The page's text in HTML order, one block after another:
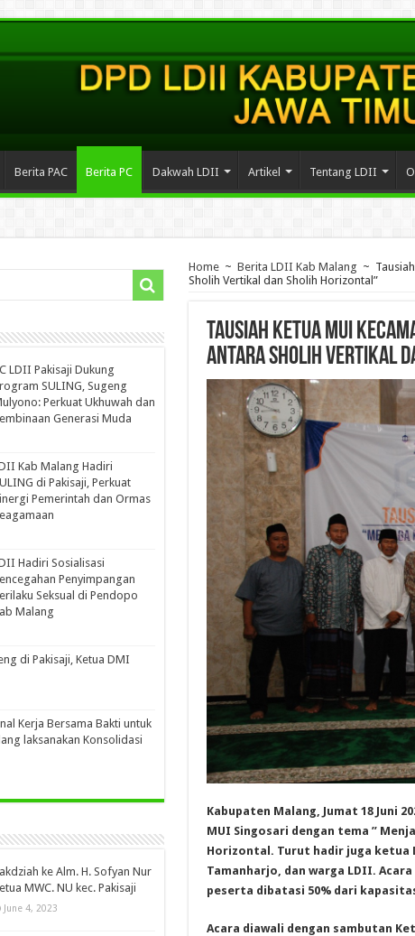
Berita PAC Berita PC Dakwah LDII Artikel Tentang LDII
Home ~ Berita LDII Kab Malang ~
Sholih Vertikal dan Sholih Horizontal”
Tausiah Ketua MUI
antara Sholih Vertikal
Kabupaten Malang, Jumat 18 Juni
MUI Singosari dengan tema ”
Horizontal. Turut hadir juga ketua
Tamanharjo, dan warga LDII.
peserta dibatasi 50% dari
Acara diawali dengan sambutan
LDII Pakisaji Dukung
SULING, Sugeng
Perkuat Ukhuwah dan
Generasi Muda
Kab Malang Hadiri
di Pakisaji, Perkuat
Pemerintah dan Ormas
Hadiri Sosialisasi
Penyimpangan
Seksual di Pendopo
Malang
di Pakisaji, Ketua DMI
Kerja Bersama Bakti untuk
laksanakan Konsolidasi
ke Alm. H. Sofyan Nur
MWC. NU kec. Pakisaji
June 4, 2023